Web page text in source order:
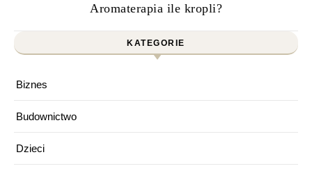
Aromaterapia ile kropli?
KATEGORIE
Biznes
Budownictwo
Dzieci